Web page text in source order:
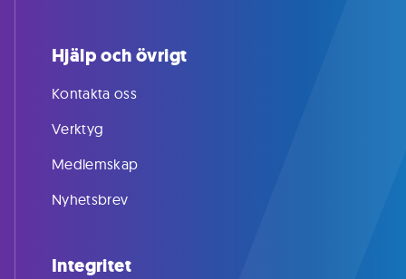
Hjälp och övrigt
Kontakta oss
Verktyg
Medlemskap
Nyhetsbrev
Integritet